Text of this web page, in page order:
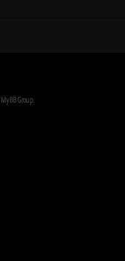
MyBB Group.